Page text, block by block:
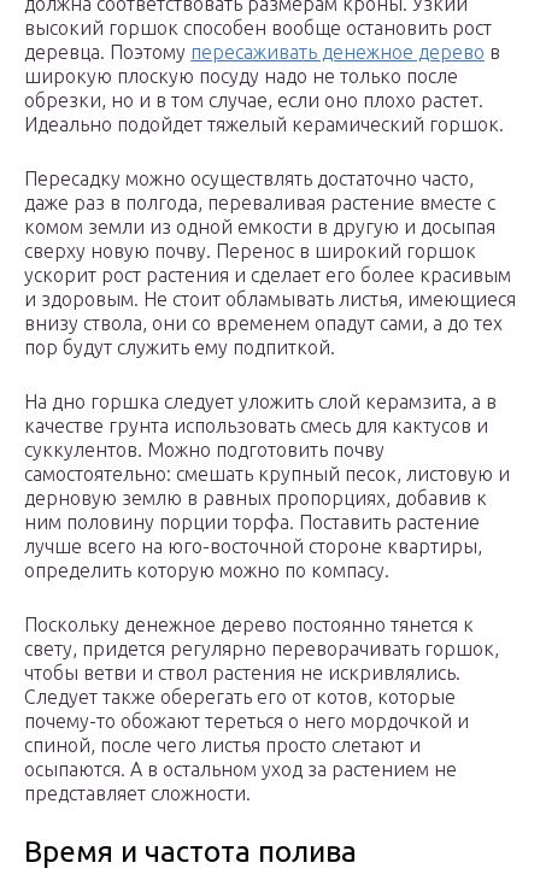
высокий горшок способен вообще остановить рост
деревца. Поэтому пересаживать денежное дерево в
широкую плоскую посуду надо не только после
обрезки, но и в том случае, если оно плохо растет.
Идеально подойдет тяжелый керамический горшок.
Пересадку можно осуществлять достаточно часто,
даже раз в полгода, переваливая растение вместе с
комом земли из одной емкости в другую и досыпая
сверху новую почву. Перенос в широкий горшок
ускорит рост растения и сделает его более красивым
и здоровым. Не стоит обламывать листья, имеющиеся
внизу ствола, они со временем опадут сами, а до тех
пор будут служить ему подпиткой.
На дно горшка следует уложить слой керамзита, а в
качестве грунта использовать смесь для кактусов и
суккулентов. Можно подготовить почву
самостоятельно: смешать крупный песок, листовую и
дерновую землю в равных пропорциях, добавив к
ним половину порции торфа. Поставить растение
лучше всего на юго-восточной стороне квартиры,
определить которую можно по компасу.
Поскольку денежное дерево постоянно тянется к
свету, придется регулярно переворачивать горшок,
чтобы ветви и ствол растения не искривлялись.
Следует также оберегать его от котов, которые
почему-то обожают тереться о него мордочкой и
спиной, после чего листья просто слетают и
осыпаются. А в остальном уход за растением не
представляет сложности.
Время и частота полива